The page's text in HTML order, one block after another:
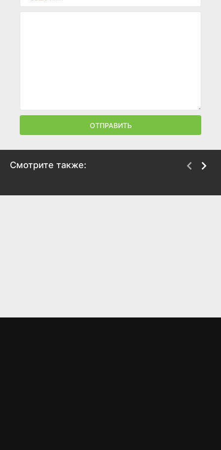
ОТПРАВИТЬ
Смотрите также: